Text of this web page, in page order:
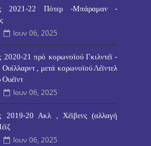
2021-22 Πότερ -Μπάραμαν -
Ιουν 06, 2025
2020-21 πρό κορωνοϊού Γκιλντέϊ -
, μετά κορωνοϊού Λέϊντελ
Ιουν 06, 2025
2019-20 Ακλ , Χέϊβενς (αλλαγή
Ιουν 06, 2025